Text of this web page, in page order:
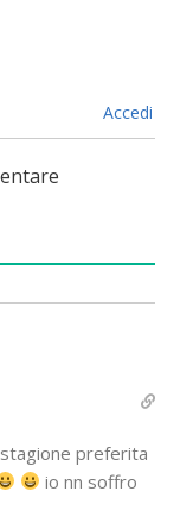
Accedi
stagione preferita
io nn soffro